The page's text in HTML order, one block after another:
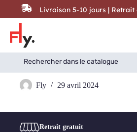
Passer au contenu
Search
for:
Search Button
Athezza
Fly 29 avril 2024
Retrait gratuit
Livraison 5-10 jours |